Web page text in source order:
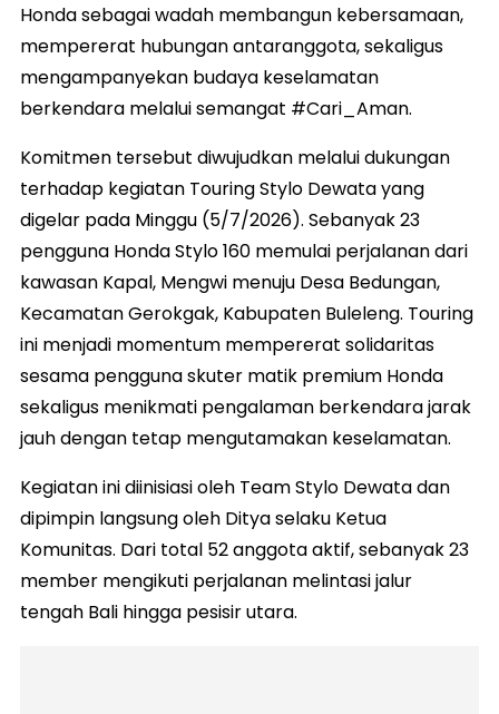
Honda sebagai wadah membangun kebersamaan,
mempererat hubungan antaranggota, sekaligus
mengampanyekan budaya keselamatan
berkendara melalui semangat #Cari_Aman.
Komitmen tersebut diwujudkan melalui dukungan
terhadap kegiatan Touring Stylo Dewata yang
digelar pada Minggu (5/7/2026). Sebanyak 23
pengguna Honda Stylo 160 memulai perjalanan dari
kawasan Kapal, Mengwi menuju Desa Bedungan,
Kecamatan Gerokgak, Kabupaten Buleleng. Touring
ini menjadi momentum mempererat solidaritas
sesama pengguna skuter matik premium Honda
sekaligus menikmati pengalaman berkendara jarak
jauh dengan tetap mengutamakan keselamatan.
Kegiatan ini diinisiasi oleh Team Stylo Dewata dan
dipimpin langsung oleh Ditya selaku Ketua
Komunitas. Dari total 52 anggota aktif, sebanyak 23
member mengikuti perjalanan melintasi jalur
tengah Bali hingga pesisir utara.